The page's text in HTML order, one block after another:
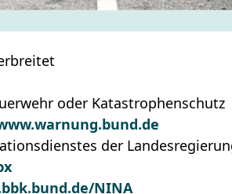
oder Katastrophenschutz
der
NINA